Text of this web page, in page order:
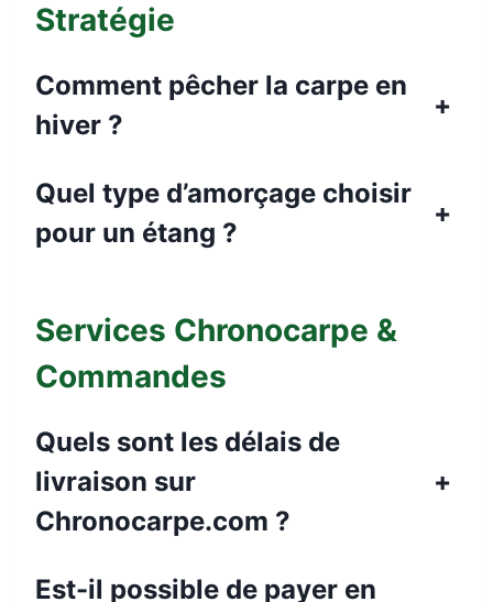
Stratégie
Comment pêcher la carpe en
hiver ?
+
Quel type d’amorçage choisir
pour un étang ?
+
Services Chronocarpe &
Commandes
Quels sont les délais de
livraison sur
Chronocarpe.com ?
+
Est-il possible de payer en